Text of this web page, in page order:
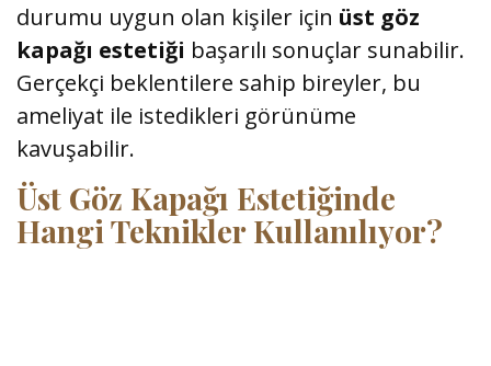
durumu uygun olan kişiler için üst göz
kapağı estetiği başarılı sonuçlar sunabilir.
Gerçekçi beklentilere sahip bireyler, bu
ameliyat ile istedikleri görünüme
kavuşabilir.
Üst Göz Kapağı Estetiğinde
Hangi Teknikler Kullanılıyor?